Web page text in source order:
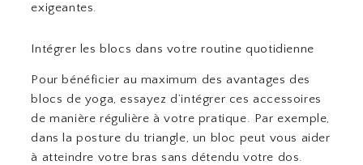
exigeantes.
Intégrer les blocs dans votre routine quotidienne
Pour bénéficier au maximum des avantages des
blocs de yoga, essayez d’intégrer ces accessoires
de manière régulière à votre pratique. Par exemple,
dans la posture du triangle, un bloc peut vous aider
à atteindre votre bras sans détendu votre dos.